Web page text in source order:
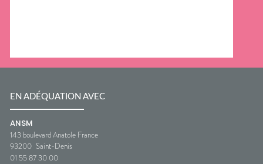
EN ADÉQUATION AVEC
ANSM
143 boulevard Anatole France
93200 Saint-Denis
01 55 87 30 00